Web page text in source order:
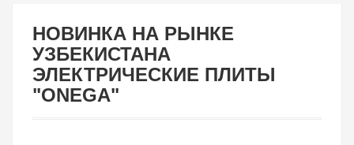
НОВИНКА НА РЫНКЕ
УЗБЕКИСТАНА
ЭЛЕКТРИЧЕСКИЕ ПЛИТЫ
"ONEGA"